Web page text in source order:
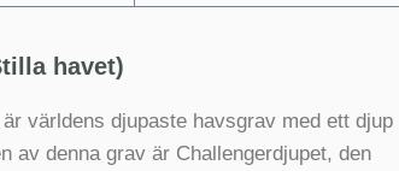
havet)
världens djupaste havsgrav med ett djup
av denna grav är Challengerdjupet, den